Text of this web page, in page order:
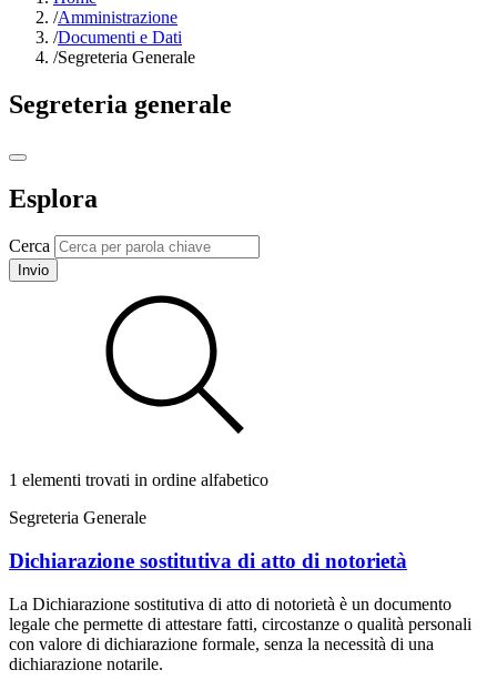
/Amministrazione
/Documenti e Dati
/Segreteria Generale
Segreteria generale
Esplora
Cerca
Invio
1 elementi trovati in ordine alfabetico
Segreteria Generale
Dichiarazione sostitutiva di atto di notorietà
La Dichiarazione sostitutiva di atto di notorietà è un documento
legale che permette di attestare fatti, circostanze o qualità personali
con valore di dichiarazione formale, senza la necessità di una
dichiarazione notarile.